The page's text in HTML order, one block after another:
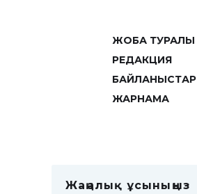
ЖОБА ТУРАЛЫ
РЕДАКЦИЯ
БАЙЛАНЫСТАР
ЖАРНАМА
Жаңалық ұсыныңыз